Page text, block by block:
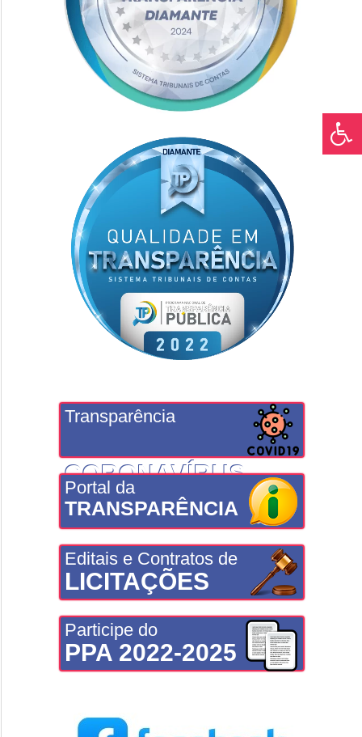
Transparência
CORONAVÍRUS
Portal da
TRANSPARÊNCIA
Editais e Contratos de
LICITAÇÕES
Participe do
PPA 2022-2025